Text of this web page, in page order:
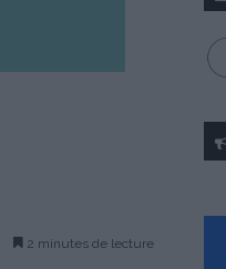
2 minutes de lecture